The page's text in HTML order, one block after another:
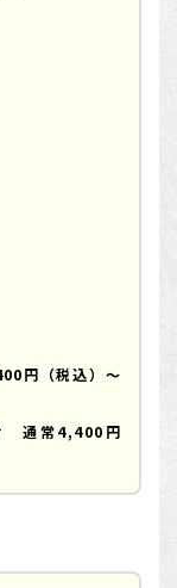
円（税込）～
通常4,400円